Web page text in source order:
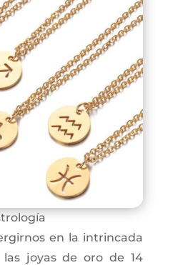
en la intrincada
joyas de oro de 14